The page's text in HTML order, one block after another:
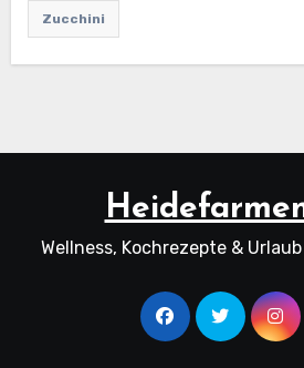
Zucchini
Wellness, Kochrezepte &